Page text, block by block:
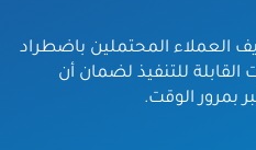
العملاء المحتملين باضطراد
القابلة للتنفيذ لضمان أن
بمرور الوقت.